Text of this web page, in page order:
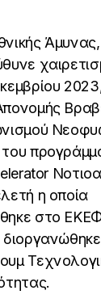
Άμυνας,
του
η οποία
στο